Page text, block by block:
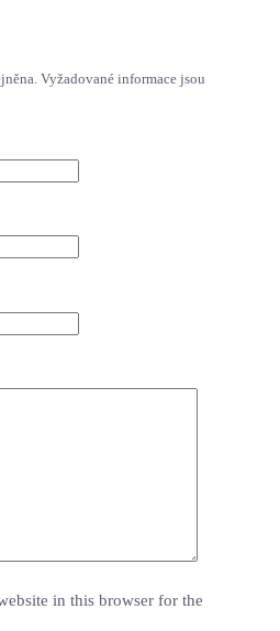
Vyžadované informace jsou
in this browser for the